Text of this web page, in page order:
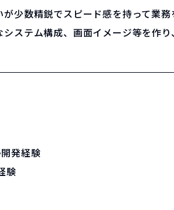
少数精鋭でスピード感を持って業
ステム構成、画面イメージ等を作
発経験
験